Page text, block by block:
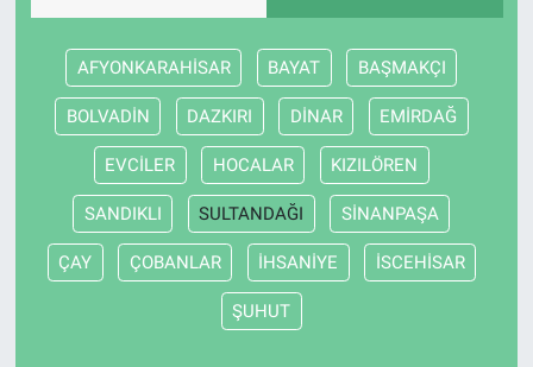
AFYONKARAHİSAR BAYAT BAŞMAKÇI
BOLVADİN DAZKIRI DİNAR EMİRDAĞ
EVCİLER HOCALAR KIZILÖREN
SANDIKLI SULTANDAĞI SİNANPAŞA
ÇAY ÇOBANLAR İHSANİYE İSCEHİSAR
ŞUHUT